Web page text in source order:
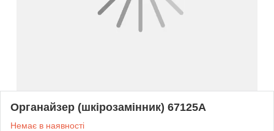
Органайзер (шкірозамінник) 67125A
Немає в наявності